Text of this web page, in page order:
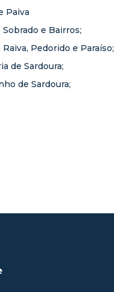
Paiva
e Bairros;
Pedorido e Paraíso;
de Sardoura;
de Sardoura;